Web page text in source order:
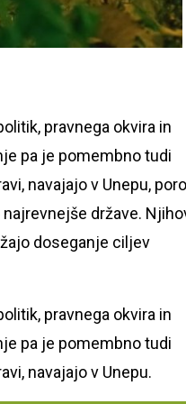
pravnega okvira in
pa je pomembno tudi
navajajo v Unepu,
države.
doseganje ciljev
pravnega okvira in
pa je pomembno tudi
navajajo v Unepu.